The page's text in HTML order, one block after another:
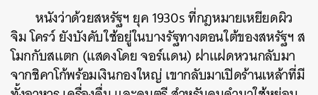
หนังว่าด้วยสหรัฐฯ ยุค 1930s ที่กฎหมายเหยียดผิว
จิม โครว์ ยังบังคับใช้อยู่ในบางรัฐทางตอนใต้ของสหรัฐฯ ส
โมกกับสแตก (แสดงโดย จอร์แดน) ฝาแฝดหวนกลับมา
จากชิคาโก้พร้อมเงินกองใหญ่ เขากลับมาเปิดร้านเหล้าที่มี